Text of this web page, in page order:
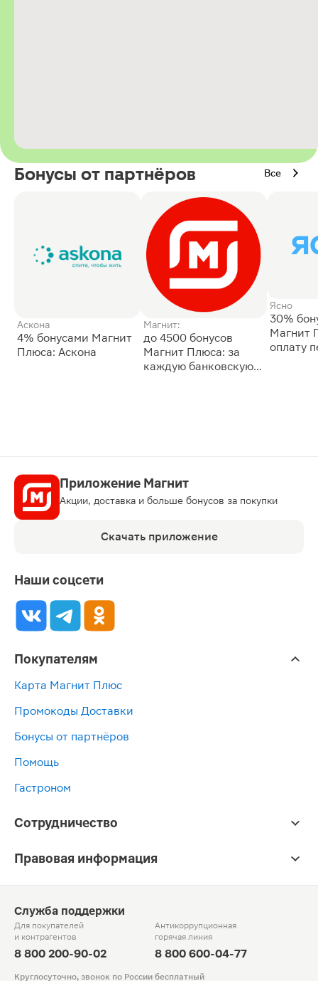
Бонусы от партнёров Все
Аскона
4% бонусами Магнит
Плюса: Аскона
Магнит:
до 4500 бонусов
Магнит Плюса: за
каждую банковскую
Ясно
30%
Магнит
оплату
Приложение Магнит
Акции, доставка и больше бонусов за покупки
Скачать приложение
Наши соцсети
Покупателям
Карта Магнит Плюс
Промокоды Доставки
Бонусы от партнёров
Помощь
Гастроном
Сотрудничество
Правовая информация
Служба поддержки
Для покупателей
и контрагентов
8 800 200-90-02
Антикоррупционная
горячая линия
8 800 600-04-77
Круглосуточно, звонок по России бесплатный